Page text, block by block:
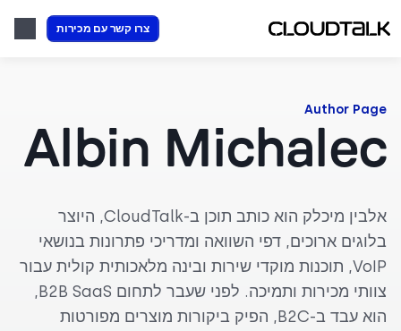
צרו קשר עם מכירות
Author Page
Albin Michalec
אלבין מיכלק הוא כותב תוכן ב-CloudTalk, היוצר
בלוגים ארוכים, דפי השוואה ומדריכי פתרונות בנושאי
VoIP, תוכנות מוקדי שירות ובינה מלאכותית קולית עבור
צוותי מכירות ותמיכה. לפני שעבר לתחום B2B SaaS,
הוא עבד ב-B2C, הפיק ביקורות מוצרים מפורטות